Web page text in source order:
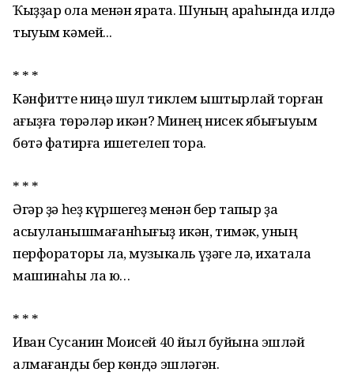
Ҡыҙҙар ҡолаҡ менән ярата. Шуның арҡаһында илдә
тыуым кәмей...
* * *
Кәнфитте ниңә шул тиклем ҡыштырлай торған
ҡағыҙға төрәләр икән? Минең нисек ябығыуым
бөтә фатирға ишетелеп тора.
* * *
Әгәр ҙә һеҙ күршегеҙ менән бер тапҡыр ҙа
асыуланышмағанһығыҙ икән, тимәк, уның
перфораторы ла, музыкаль үҙәге лә, ихатала
машинаһы ла юҡ…
* * *
Иван Сусанин Моисей 40 йыл буйына эшләй
алмағанды бер көндә эшләгән.